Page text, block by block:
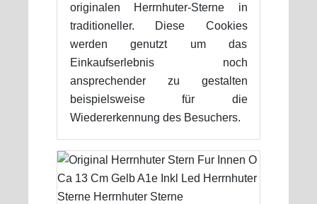
originalen Herrnhuter-Sterne in
traditioneller. Diese Cookies
werden genutzt um das
Einkaufserlebnis noch
ansprechender zu gestalten
beispielsweise für die
Wiedererkennung des Besuchers.